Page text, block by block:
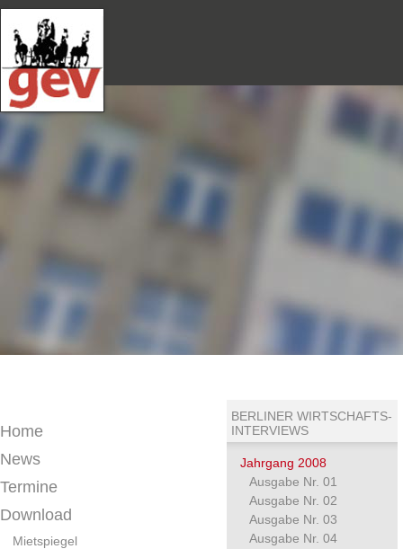
Home
News
Termine
Download
Mietspiegel
BERLINER WIRTSCHAFTS-
INTERVIEWS
Jahrgang 2008
Ausgabe Nr. 01
Ausgabe Nr. 02
Ausgabe Nr. 03
Ausgabe Nr. 04